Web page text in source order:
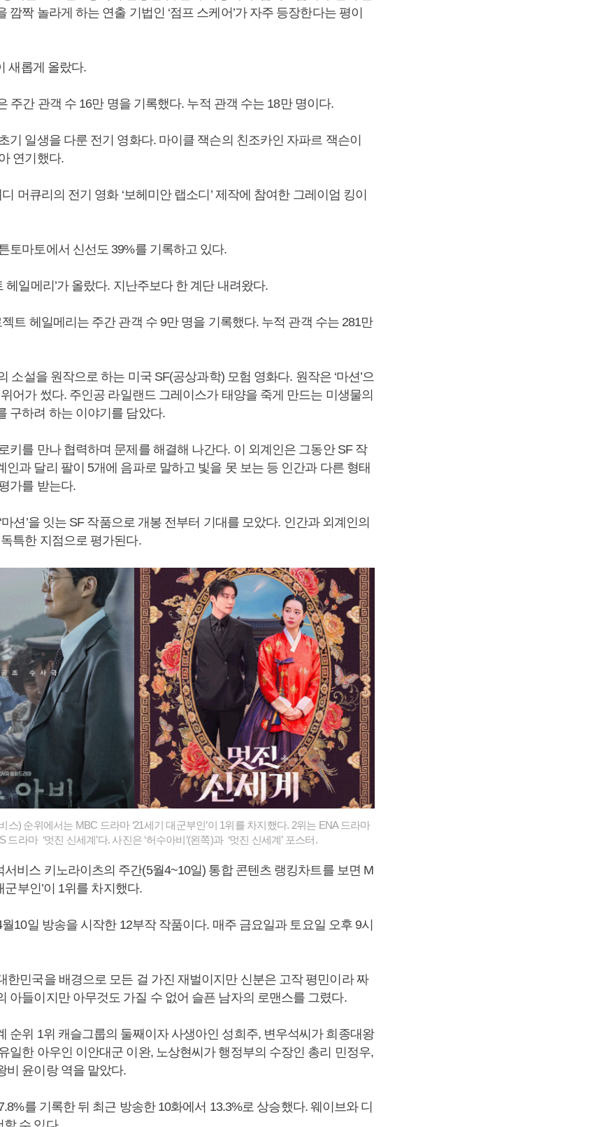
깜짝 놀라게 하는 연출 기법인 ‘점프 스케어’가 자주 등장한다는 평이
새롭게 올랐다.
주간 관객 수 16만 명을 기록했다. 누적 관객 수는 18만 명이다.
기 일생을 다룬 전기 영화다. 마이클 잭슨의 친조카인 자파르 잭슨이
연기했다.
디 머큐리의 전기 영화 ‘보헤미안 랩소디’ 제작에 참여한 그레이엄 킹이
토마토에서 신선도 39%를 기록하고 있다.
헤일메리’가 올랐다. 지난주보다 한 계단 내려왔다.
트 헤일메리는 주간 관객 수 9만 명을 기록했다. 누적 관객 수는 281만
소설을 원작으로 하는 미국 SF(공상과학) 모험 영화다. 원작은 ‘마션’으
어가 썼다. 주인공 라일랜드 그레이스가 태양을 죽게 만드는 미생물의
구하려 하는 이야기를 담았다.
키를 만나 협력하며 문제를 해결해 나간다. 이 외계인은 그동안 SF 작
인과 달리 팔이 5개에 음파로 말하고 빛을 못 보는 등 인간과 다른 형태
가를 받는다.
마션’을 잇는 SF 작품으로 개봉 전부터 기대를 모았다. 인간과 외계인의
특한 지점으로 평가된다.
) 순위에서는 MBC 드라마 ‘21세기 대군부인’이 1위를 차지했다. 2위는 ENA 드라마
드라마 ‘멋진 신세계’다. 사진은 ‘허수아비’(왼쪽)과 ‘멋진 신세계’ 포스터.
서비스 키노라이츠의 주간(5월4~10일) 통합 콘텐츠 랭킹차트를 보면 M
군부인’이 1위를 차지했다.
10일 방송을 시작한 12부작 작품이다. 매주 금요일과 토요일 오후 9시
한민국을 배경으로 모든 걸 가진 재벌이지만 신분은 고작 평민이라 짜
아들이지만 아무것도 가질 수 없어 슬픈 남자의 로맨스를 그렸다.
순위 1위 캐슬그룹의 둘째이자 사생아인 성희주, 변우석씨가 희종대왕
일한 아우인 이안대군 이완, 노상현씨가 행정부의 수장인 총리 민정우,
비 윤이랑 역을 맡았다.
를 기록한 뒤 최근 방송한 10화에서 13.3%로 상승했다. 웨이브와 디